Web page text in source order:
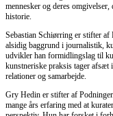
mennesker og deres
historie.
Sebastian Schiørring er stifter
alsidig baggrund i journalistik,
udvikler han formidlingslag til
kunstneriske praksis tager afsæt
relationer og samarbejde.
Gry Hedin er stifter af
mange års erfaring med at